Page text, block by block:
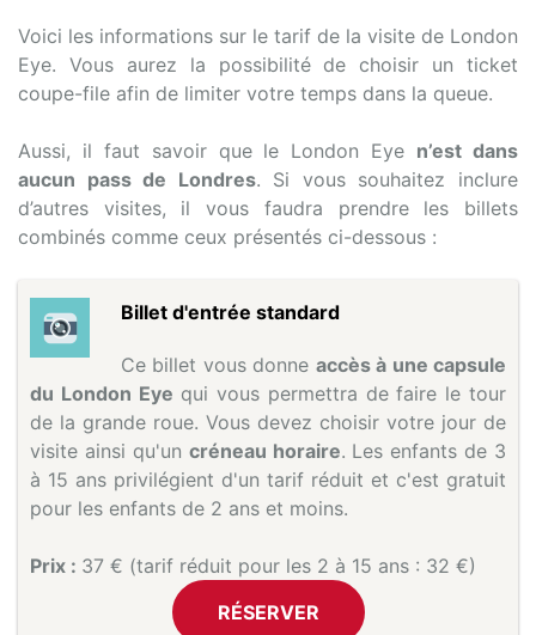
Voici les informations sur le tarif de la visite de London
Eye. Vous aurez la possibilité de choisir un ticket
coupe-file afin de limiter votre temps dans la queue.
Aussi, il faut savoir que le London Eye n’est dans
aucun pass de Londres. Si vous souhaitez inclure
d’autres visites, il vous faudra prendre les billets
combinés comme ceux présentés ci-dessous :
Billet d'entrée standard
Ce billet vous donne accès à une capsule
du London Eye qui vous permettra de faire le tour
de la grande roue. Vous devez choisir votre jour de
visite ainsi qu'un créneau horaire. Les enfants de 3
à 15 ans privilégient d'un tarif réduit et c'est gratuit
pour les enfants de 2 ans et moins.
Prix : 37 € (tarif réduit pour les 2 à 15 ans : 32 €)
RÉSERVER